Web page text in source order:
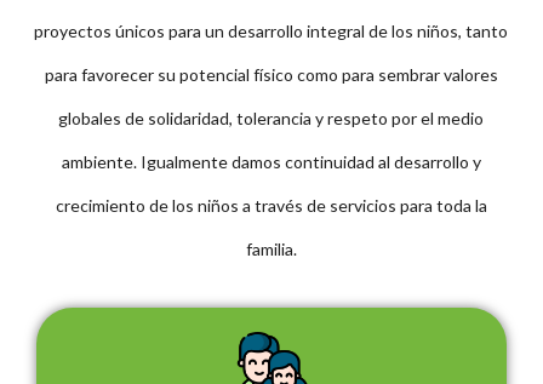
proyectos únicos para un desarrollo integral de los niños, tanto
para favorecer su potencial físico como para sembrar valores
globales de solidaridad, tolerancia y respeto por el medio
ambiente. Igualmente damos continuidad al desarrollo y
crecimiento de los niños a través de servicios para toda la
familia.